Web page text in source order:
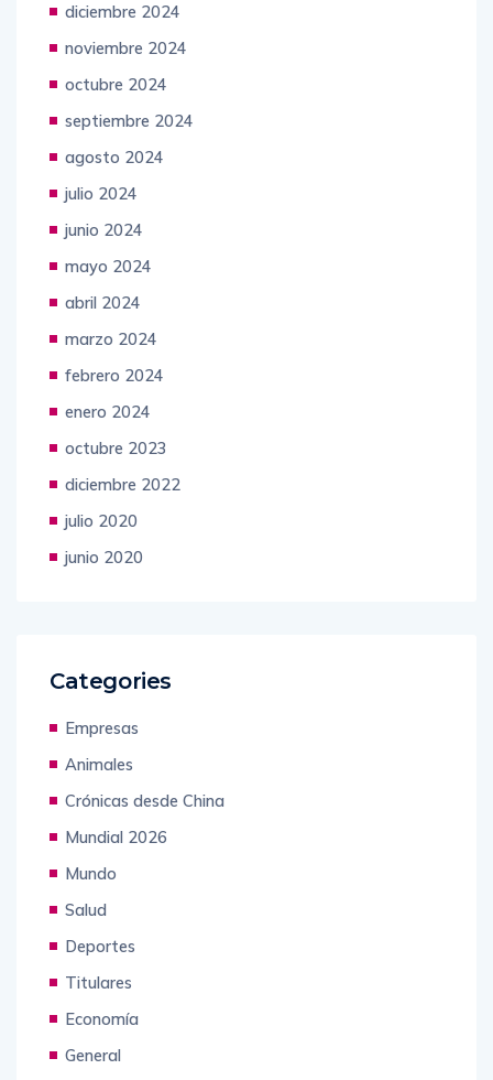
diciembre 2024
noviembre 2024
octubre 2024
septiembre 2024
agosto 2024
julio 2024
junio 2024
mayo 2024
abril 2024
marzo 2024
febrero 2024
enero 2024
octubre 2023
diciembre 2022
julio 2020
junio 2020
Categories
Empresas
Animales
Crónicas desde China
Mundial 2026
Mundo
Salud
Deportes
Titulares
Economía
General